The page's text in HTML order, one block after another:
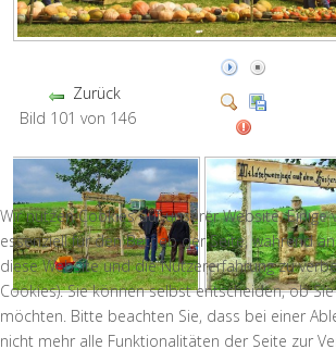
Zurück
Bild 101 von 146
Wir nutzen Cookies auf unserer Website. Einige
essenziell für den Betrieb der Seite, während
diese Website und die Nutzererfahrung zu
Cookies). Sie können selbst entscheiden, ob
möchten. Bitte beachten Sie, dass bei einer
nicht mehr alle Funktionalitäten der Seite zur